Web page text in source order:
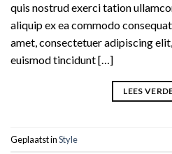
quis nostrud exerci tation
aliquip ex ea commodo
amet, consectetuer adipiscing
euismod tincidunt […]
LEES
Geplaatst inStyle